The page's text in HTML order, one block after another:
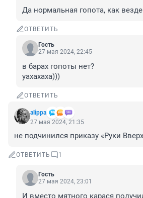
Да нормальная гопота, как
ОТВЕТИТЬ
Гость
27 мая 2024, 22:45
в барах гопоты нет?
уахахаха)))
ОТВЕТИТЬ
alippa
27 мая 2024, 21:35
не подчинился приказу «Руки
ОТВЕТИТЬ 1
Гость
27 мая 2024, 23:01
И вместо мятного карася